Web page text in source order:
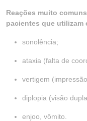
Reações muito
pacientes que utilizam
sonolência;
ataxia (falta de
vertigem
diplopia (visão
enjoo, vômito.